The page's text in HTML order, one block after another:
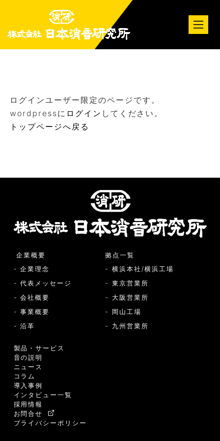
ログインユーザー限定のページです。
wordpressに ログイン してください。
トップページへ戻る
企業概要
- 企業理念
- 代表メッセージ
- 会社概要
- 事業概要
- 沿革
製品・サービス
音の説明
ニュース
コラム
導入事例
インタビュー一覧
採用情報
お問合せ
プライバシーポリシー
拠点一覧
- 横浜本社/横浜工場
- 東京営業所
- 大阪営業所
- 岡山工場
- 九州営業所